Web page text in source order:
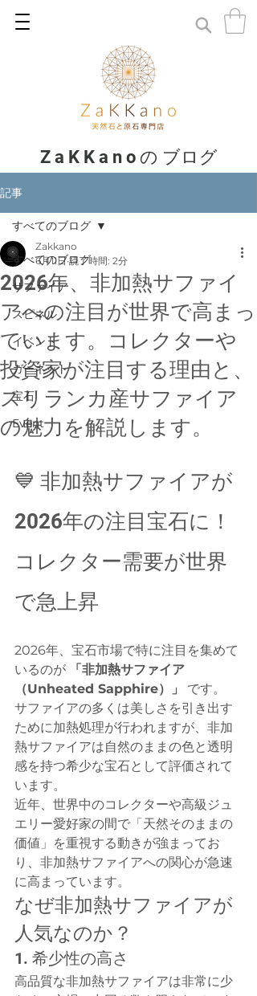
Z a K K a n o の ブログ
記事
すべてのブログ
サファイア
スピネル
イベント
ガーネット
宝石
Event
すべてのブログ
2026年、非加熱サファイ
アへの注目が世界で高まっ
ています。コレクターや
投資家が注目する理由と、
スリランカ産サファイア
の魅力を解説します。
Zakkano
6月11日 読了時間: 2分
💙 非加熱サファイアが
2026年の注目宝石に！
コレクター需要が世界
で急上昇
2026年、宝石市場で特に注目を集めて
いるのが
「非加熱サファイア
（Unheated Sapphire）」
です。
サファイアの多くは美しさを引き出す
ために加熱処理が行われますが、非加
熱サファイアは自然のままの色と透明
感を持つ希少な宝石として評価されて
います。
近年、世界中のコレクターや高級ジュ
エリー愛好家の間で「天然そのままの
価値」を重視する動きが強まってお
り、非加熱サファイアへの関心が急速
に高まっています。
なぜ非加熱サファイアが
人気なのか？
1. 希少性の高さ
高品質な非加熱サファイアは非常に少